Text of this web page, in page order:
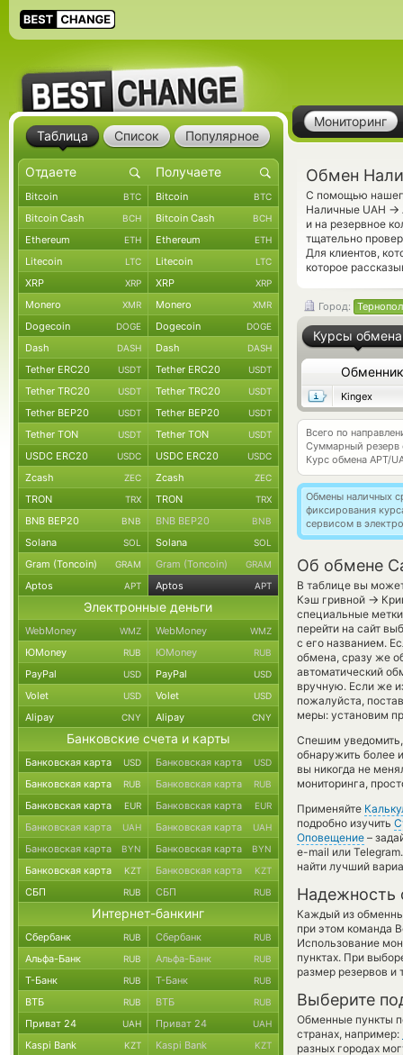
Мониторинг
Обмен
С помощью
Наличные UAH →
и на резервное
тщательно
Для клиентов,
которое
Город:
Курсы обмена
Обменник
Kingex
Всего по
Суммарный резерв
Курс обмена APT/
Обмены наличных
фиксирования
сервисом в
Об обмене
В таблице вы
Кэш гривной →
специальные
перейти на сайт
с его названием.
обмена, сразу же
автоматический
вручную. Если же
пожалуйста,
меры: установим
Спешим
обнаружить более
вы никогда не
мониторинга,
Применяйте
подробно изучить
Оповещение –
e-mail или
найти лучший
Надежность
Каждый из
при этом команда
Использование
пунктах. При
размер резервов и
Выберите
Обменные пункты
странах, например:
разных городах
Таблица Список Популярное
Bitcoin BTC Bitcoin BTC
Bitcoin Cash BCH Bitcoin Cash BCH
Ethereum ETH Ethereum ETH
Litecoin LTC Litecoin LTC
XRP XRP XRP XRP
Monero XMR Monero XMR
Dogecoin DOGE Dogecoin DOGE
Dash DASH Dash DASH
Tether ERC20 USDT Tether ERC20 USDT
Tether TRC20 USDT Tether TRC20 USDT
Tether BEP20 USDT Tether BEP20 USDT
Tether TON USDT Tether TON USDT
USDC ERC20 USDC USDC ERC20 USDC
Zcash ZEC Zcash ZEC
TRON TRX TRON TRX
BNB BEP20 BNB BNB BEP20 BNB
Solana SOL Solana SOL
Gram (Toncoin) GRAM Gram (Toncoin) GRAM
Aptos APT Aptos APT
Электронные деньги
WebMoney WMZ WebMoney WMZ
ЮMoney RUB ЮMoney RUB
PayPal USD PayPal USD
Volet USD Volet USD
Alipay CNY Alipay CNY
Банковские счета и карты
Банковская карта USD Банковская карта USD
Банковская карта RUB Банковская карта RUB
Банковская карта EUR Банковская карта EUR
Банковская карта UAH Банковская карта UAH
Банковская карта BYN Банковская карта BYN
Банковская карта KZT Банковская карта KZT
СБП RUB СБП RUB
Интернет-банкинг
Сбербанк RUB Сбербанк RUB
Альфа-Банк RUB Альфа-Банк RUB
Т-Банк RUB Т-Банк RUB
ВТБ RUB ВТБ RUB
Приват 24 UAH Приват 24 UAH
Kaspi Bank KZT Kaspi Bank KZT